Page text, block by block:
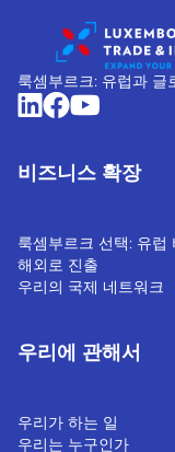
룩셈부르크: 유럽과 글
비즈니스 확장
룩셈부르크 선택: 유
해외로 진출
우리의 국제 네트워크
우리에 관해서
우리가 하는 일
우리는 누구인가